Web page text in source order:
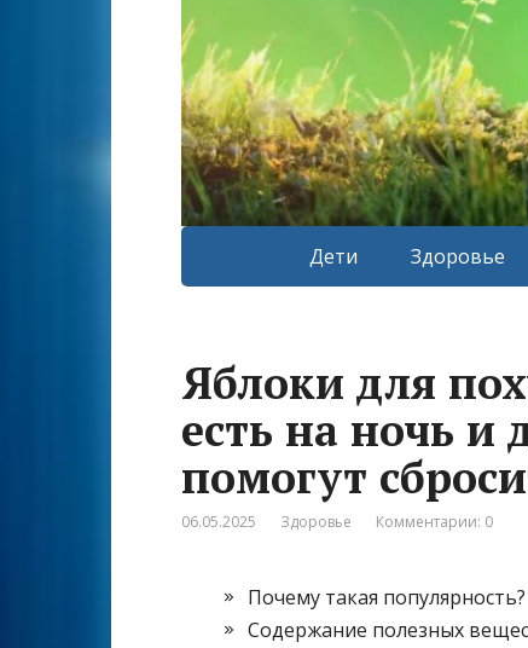
Дети Здоровье
Яблоки для
есть на ночь и
помогут
06.05.2025 Здоровье Комментарии: 0
Почему такая популярность?
Содержание полезных